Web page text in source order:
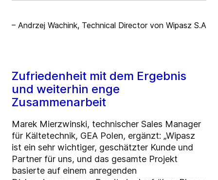
– Andrzej Wachink, Technical Director von Wipasz S.A
Zufriedenheit mit dem Ergebnis
und weiterhin enge
Zusammenarbeit
Marek Mierzwinski, technischer Sales Manager
für Kältetechnik, GEA Polen, ergänzt: „Wipasz
ist ein sehr wichtiger, geschätzter Kunde und
Partner für uns, und das gesamte Projekt
basierte auf einem anregenden